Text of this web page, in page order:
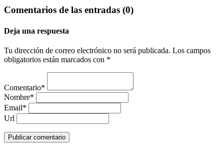
Comentarios de las entradas (0)
Deja una respuesta
Tu dirección de correo electrónico no será publicada. Los campos
obligatorios están marcados con *
Comentario*
Nombre*
Email*
Url